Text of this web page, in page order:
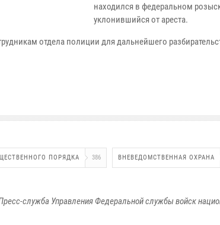
находился в федеральном
уклонившийся от ареста.
отдела полиции для дальнейшего
ПОРЯДКА 386 ВНЕВЕДОМСТВЕННАЯ ОХРАНА
служба Управления Федеральной службы войск